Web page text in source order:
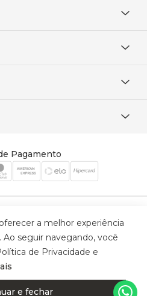
Pagamento
| Rua Santa Augusta, 409 - Vila
a melhor experiência
seguir navegando, você
de Privacidade e
e fechar